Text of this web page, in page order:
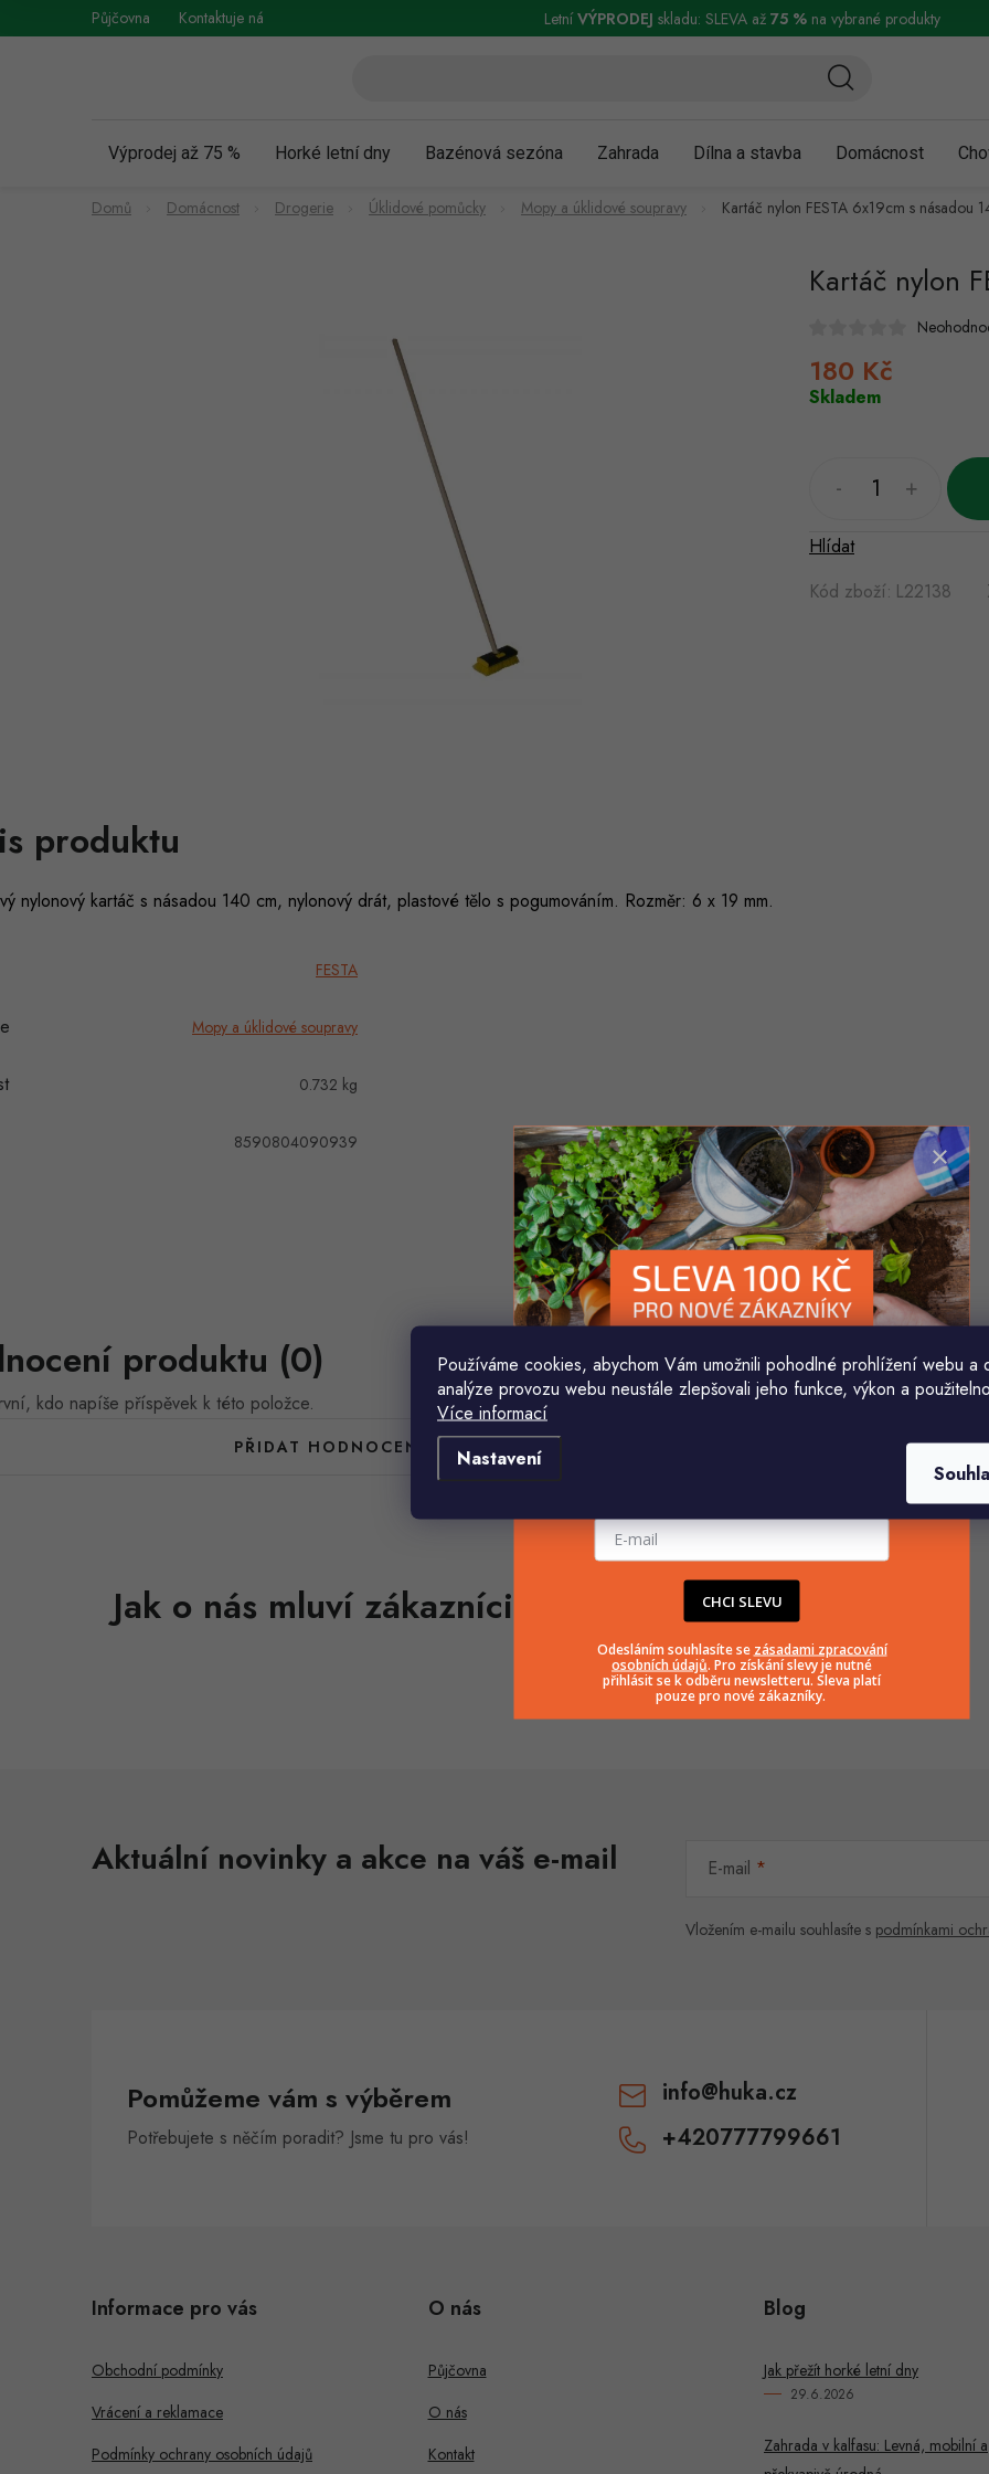
Používáme cookies, abychom Vám umožnili pohodlné prohlížení webu a
analýze provozu webu neustále zlepšovali jeho funkce, výkon a
Více informací
Nastavení
na
Půjčovna Kontaktuje nás Vrácení a reklamace Podmínky ochrany osobních údajů Obchodní
LetníVÝPRODEJ skladu: SLEVA až 75 %na vybrané produkty
Výprodej až 75 % Horké letní dny Bazénová sezóna Zahrada Dílna a stavba Domácnost
Domů Domácnost Drogerie Úklidové pomůcky Mopy a úklidové soupravy Kartáč nylon FESTA 6x19cm s násadou
Kartáč nylon
180 Kč
Skladem
Kód zboží: L22138
Hlídat
produktu
nylonový kartáč s násadou 140 cm, nylonový drát, plastové tělo s pogumováním. Rozměr: 6 x 19 mm.
FESTA
Mopy a úklidové soupravy
0.732 kg
8590804090939
produktu (0)
kdo napíše příspěvek k této položce.
PŘIDAT HODNOCENÍ
Aktuální novinky a akce na váš e-mail E-mail
Vložením e-mailu souhlasíte s podmínkami
Pomůžeme vám s výběrem
Potřebujete s něčím poradit? Jsme tu pro vás!
info@huka.cz
+420777799661
Informace pro vás
Obchodní podmínky
Vrácení a reklamace
Podmínky ochrany osobních údajů
O nás
Půjčovna
O nás
Kontakt
Blog
Jak přežít horké letní dny
29.6.2026
Zahrada v kalfasu: Levná, mobilní a
CHCI SLEVU
Odesláním souhlasíte se zásadami zpracování
osobních údajů. Pro získání slevy je nutné
přihlásit se k odběru newsletteru. Sleva platí
pouze pro nové zákazníky.